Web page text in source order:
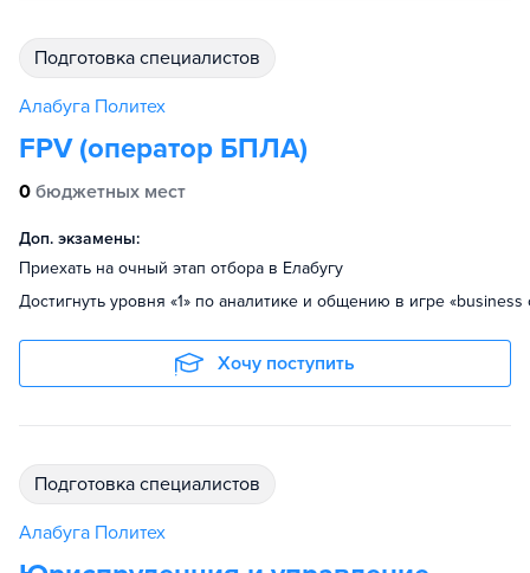
подготовка специалистов
Алабуга Политех
FPV (оператор БПЛА)
0 бюджетных мест
Доп. экзамены:
Приехать на очный этап отбора в Елабугу
Достигнуть уровня «1» по аналитике и общению в игре «business
Хочу поступить
подготовка специалистов
Алабуга Политех